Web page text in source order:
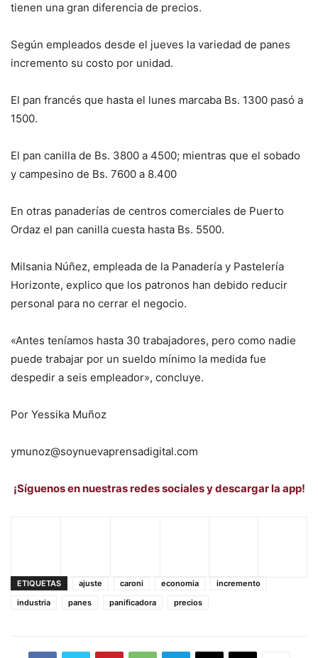
tienen una gran diferencia de precios.
Según empleados desde el jueves la variedad de panes
incremento su costo por unidad.
El pan francés que hasta el lunes marcaba Bs. 1300 pasó a
1500.
El pan canilla de Bs. 3800 a 4500; mientras que el sobado
y campesino de Bs. 7600 a 8.400
En otras panaderías de centros comerciales de Puerto
Ordaz el pan canilla cuesta hasta Bs. 5500.
Milsania Núñez, empleada de la Panadería y Pastelería
Horizonte, explico que los patronos han debido reducir
personal para no cerrar el negocio.
«Antes teníamos hasta 30 trabajadores, pero como nadie
puede trabajar por un sueldo mínimo la medida fue
despedir a seis empleador», concluye.
Por Yessika Muñoz
ymunoz@soynuevaprensadigital.com
¡Síguenos en nuestras redes sociales y descargar la app!
ETIQUETAS ajuste caroni economia
incremento
industria
panes panificadora precios